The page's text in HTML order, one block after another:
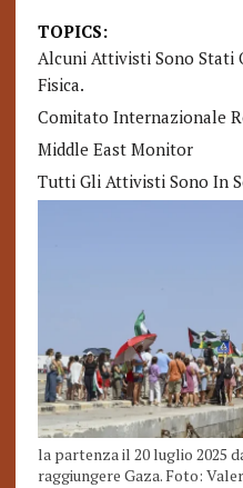
TOPICS:
Alcuni Attivisti Sono Stati
Fisica.
Comitato Internazionale
Middle East Monitor
Tutti Gli Attivisti Sono In
la partenza il 20 luglio 2025
raggiungere Gaza. Foto: